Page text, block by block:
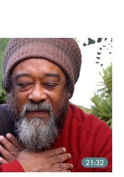
21:32